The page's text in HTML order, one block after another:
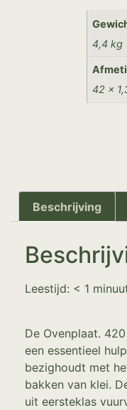
4,4 kg
42 ×
Beschrijving
Leestijd: < 1
De Ovenplaat.
een essentieel
bezighoudt met
bakken van klei.
uit eersteklas